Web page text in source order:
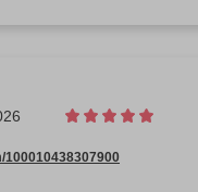
100010438307900